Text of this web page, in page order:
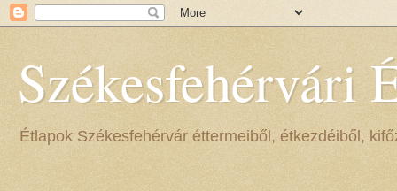
Székesfehérvári
Étlapok Székesfehérvár éttermeiből, étkezdéiből,